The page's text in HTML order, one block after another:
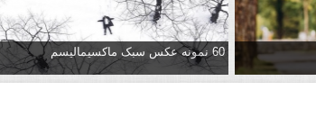
60 نمونه عکس سبک ماکسیمالیسم